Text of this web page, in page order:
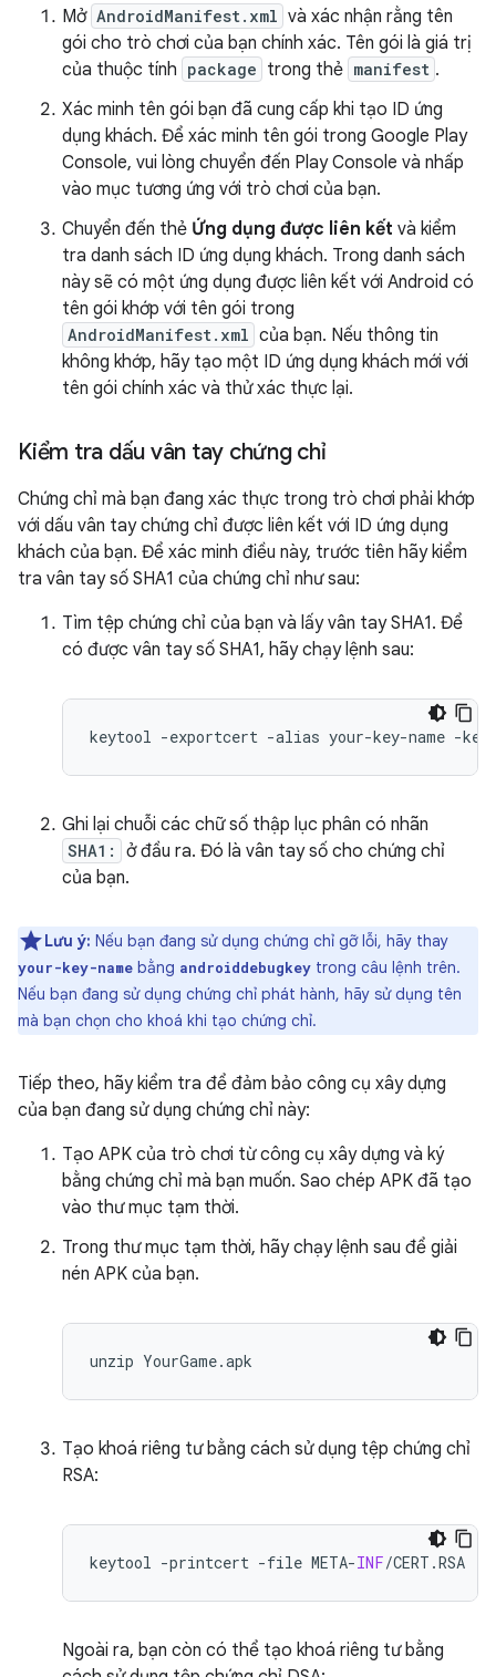
Mở AndroidManifest.xml và xác nhận rằng tên
gói cho trò chơi của bạn chính xác. Tên gói là giá trị
của thuộc tính package trong thẻ manifest .
Xác minh tên gói bạn đã cung cấp khi tạo ID ứng
dụng khách. Để xác minh tên gói trong Google Play
Console, vui lòng chuyển đến Play Console và nhấp
vào mục tương ứng với trò chơi của bạn.
Chuyển đến thẻ Ứng dụng được liên kết và kiểm
tra danh sách ID ứng dụng khách. Trong danh sách
này sẽ có một ứng dụng được liên kết với Android có
tên gói khớp với tên gói trong
AndroidManifest.xml của bạn. Nếu thông tin
không khớp, hãy tạo một ID ứng dụng khách mới với
tên gói chính xác và thử xác thực lại.
Kiểm tra dấu vân tay chứng chỉ
Chứng chỉ mà bạn đang xác thực trong trò chơi phải khớp
với dấu vân tay chứng chỉ được liên kết với ID ứng dụng
khách của bạn. Để xác minh điều này, trước tiên hãy kiểm
tra vân tay số SHA1 của chứng chỉ như sau:
Tìm tệp chứng chỉ của bạn và lấy vân tay SHA1. Để
có được vân tay số SHA1, hãy chạy lệnh sau:
keytool -exportcert -alias your-key-name -
Ghi lại chuỗi các chữ số thập lục phân có nhãn
SHA1:
ở đầu ra. Đó là vân tay số cho chứng chỉ
của bạn.
Lưu ý: Nếu bạn đang sử dụng chứng chỉ gỡ lỗi, hãy thay
your-key-name bằng androiddebugkey trong câu lệnh trên.
Nếu bạn đang sử dụng chứng chỉ phát hành, hãy sử dụng tên
mà bạn chọn cho khoá khi tạo chứng chỉ.
Tiếp theo, hãy kiểm tra để đảm bảo công cụ xây dựng
của bạn đang sử dụng chứng chỉ này:
Tạo APK của trò chơi từ công cụ xây dựng và ký
bằng chứng chỉ mà bạn muốn. Sao chép APK đã tạo
vào thư mục tạm thời.
Trong thư mục tạm thời, hãy chạy lệnh sau để giải
nén APK của bạn.
Tạo khoá riêng tư bằng cách sử dụng tệp chứng chỉ
RSA:
keytool -printcert -file META-INF/CERT .RSA
Ngoài ra, bạn còn có thể tạo khoá riêng tư bằng